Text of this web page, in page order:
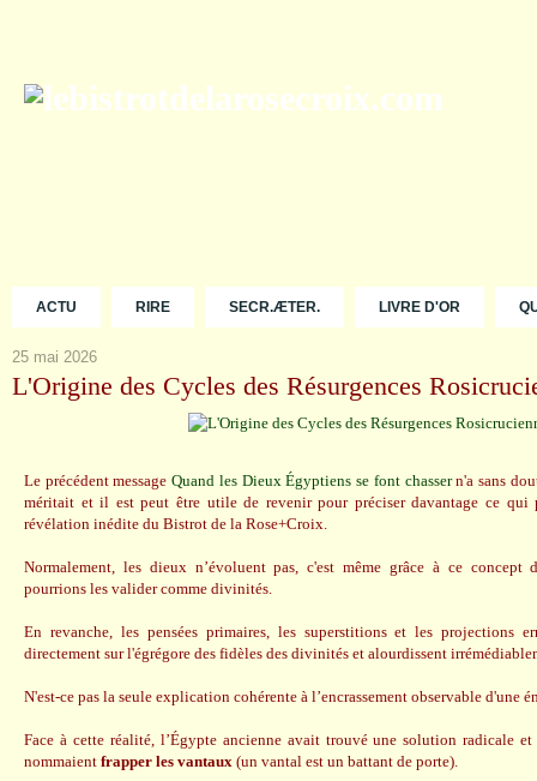
ACTU RIRE SECR.ÆTER. LIVRE D'OR
25 mai 2026
L'Origine des Cycles des Résurgences
Le précédent messageQuand les Dieux Égyptiens se font chassern'a sans
méritait et il est peut être utile de revenir pour préciser davantage ce qui
révélation inédite du Bistrot de la Rose+Croix.
Normalement, les dieux n’évoluent pas, c'est même grâce à ce concept
pourrions les valider comme divinités.
En revanche, les pensées primaires, les superstitions et les projections
directement sur l'égrégore des fidèles des divinités et alourdissent
N'est-ce pas la seule explication cohérente à l’encrassement observable d'une
Face à cette réalité, l’Égypte ancienne avait trouvé une solution radicale
nommaient frapper les vantaux (un vantal est un battant de porte).